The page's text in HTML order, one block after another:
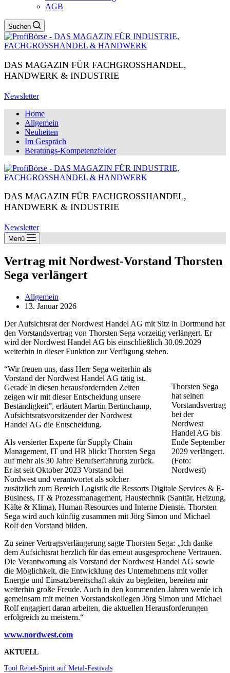
AGB
Suchen
DAS MAGAZIN FÜR FACHGROSSHANDEL,
HANDWERK & INDUSTRIE
Newsletter
Home
Allgemein
Neuheiten
Im Gespräch
Beratungs-Kompetenzfelder
DAS MAGAZIN FÜR FACHGROSSHANDEL,
HANDWERK & INDUSTRIE
Newsletter
Menü
Vertrag mit Nordwest-Vorstand Thorsten
Sega verlängert
Allgemein
13. Januar 2026
Der Aufsichtsrat der Nordwest Handel AG mit Sitz in Dortmund hat
den Vorstandsvertrag von Thorsten Sega vorzeitig verlängert. Er
wird der Nordwest Handel AG bis einschließlich 30.09.2029
weiterhin in dieser Funktion zur Verfügung stehen.
Thorsten Sega
hat seinen
Vorstandsvertrag
bei der
Nordwest
Handel AG bis
Ende September
2029 verlängert.
(Foto:
Nordwest)
“Wir freuen uns, dass Herr Sega weiterhin als
Vorstand der Nordwest Handel AG tätig ist.
Gerade in diesen herausfordernden Zeiten
zeigen wir mit dieser Entscheidung unsere
Beständigkeit”, erläutert Martin Bertinchamp,
Aufsichtsratsvorsitzender der Nordwest
Handel AG die Entscheidung.
Als versierter Experte für Supply Chain
Management, IT und HR blickt Thorsten Sega
auf mehr als 30 Jahre Berufserfahrung zurück.
Er ist seit Oktober 2023 Vorstand bei
Nordwest und verantwortet als solcher
zusätzlich zum Bereich Logistik die Ressorts Digitale Services & E-
Business, IT & Prozessmanagement, Haustechnik (Sanitär, Heizung,
Kälte & Klima), Human Resources und Interne Dienste. Thorsten
Sega wird auch künftig zusammen mit Jörg Simon und Michael
Rolf den Vorstand bilden.
Zu seiner Vertragsverlängerung sagte Thorsten Sega: „Ich danke
dem Aufsichtsrat herzlich für das erneut ausgesprochene Vertrauen.
Die Verantwortung als Vorstand der Nordwest Handel AG sowie
die Möglichkeit, die Entwicklung des Unternehmens mit voller
Energie und Einsatzbereitschaft aktiv zu begleiten, bereiten mir
weiterhin große Freude. Auch in den kommenden Jahren werde ich
gemeinsam mit meinen Vorstandskollegen Jörg Simon und Michael
Rolf engagiert daran arbeiten, die aktuellen Herausforderungen
erfolgreich zu meistern.“
www.nordwest.com
AKTUELL
Tool Rebel-Spirit auf Metal-Festivals